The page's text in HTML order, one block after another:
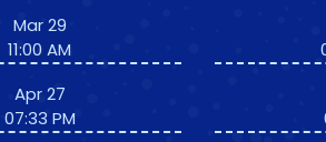
Mar 29
11:00 AM
Apr 27
07:33 PM